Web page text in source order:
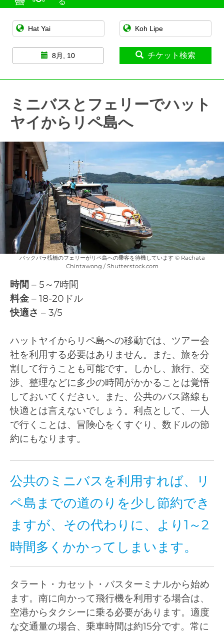
8月, 10 チケット検索
ミニバスとフェリーでハット
ヤイからリペ島へ
パックバラ桟橋のフェリーがリペ島への乗客を待機しています © Rachata
Chintawong / Shutterstock.com
時間 – 5～7時間
料金 – 18-20ドル
快適さ – 3/5
ハットヤイからリペ島への移動では、ツアー会
社を利用する必要はありません。また、旅を分
割して行うことも可能です。しかし、旅行、交
渉、整理などに多少の時間がかかることは覚悟
しておいてください。また、公共のバス路線も
快適とは言えないでしょう。利点として、一人
で行くことは、冒険心をくすぐり、数ドルの節
約にもなります。
公共のミニバスを利用すれば、リ
ペ島までの道のりを少し節約でき
ますが、その代わりに、より1～2
時間多くかかってしまいます。
タラート・カセット・バスターミナルから始め
ます。南に向かって飛行機を利用する場合は、
空港からタクシーに乗る必要があります。適度
な交通量の場合、乗車時間は約15分です。常に